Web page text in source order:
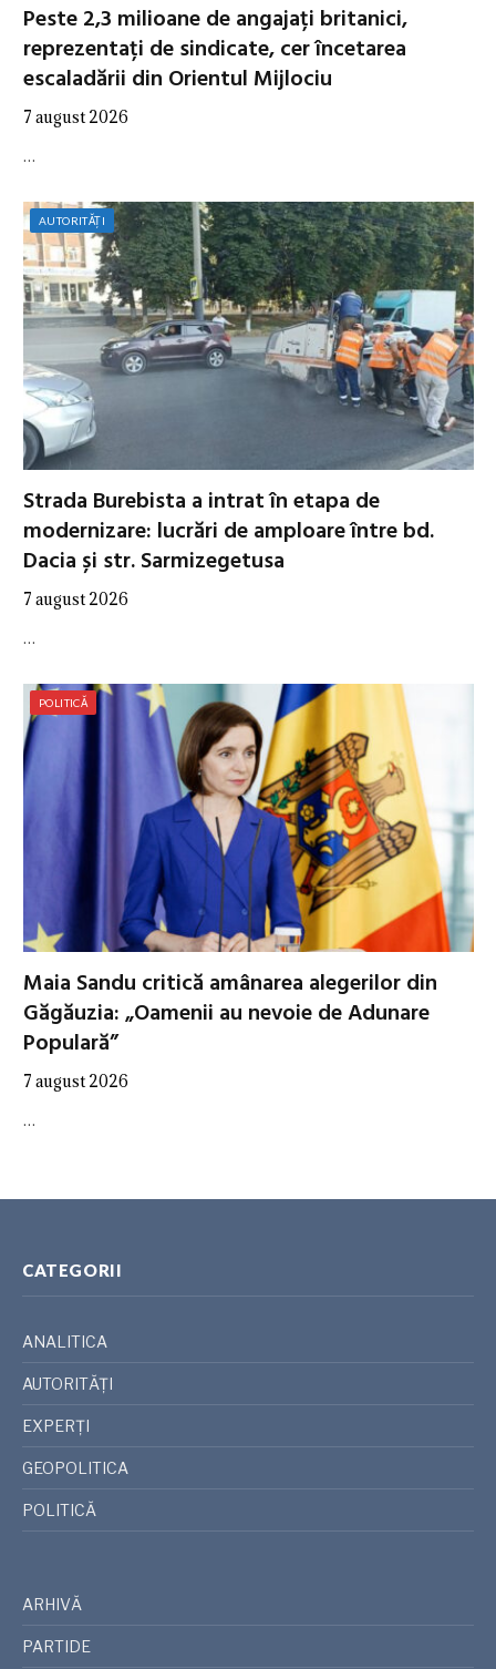
Peste 2,3 milioane de angajați britanici,
reprezentați de sindicate, cer încetarea
escaladării din Orientul Mijlociu
7 august 2026
…
AUTORITĂȚI
Strada Burebista a intrat în etapa de
modernizare: lucrări de amploare între bd.
Dacia și str. Sarmizegetusa
7 august 2026
…
POLITICĂ
Maia Sandu critică amânarea alegerilor din
Găgăuzia: „Oamenii au nevoie de Adunare
Populară”
7 august 2026
…
CATEGORII
ANALITICA
AUTORITĂȚI
EXPERȚI
GEOPOLITICA
POLITICĂ
ARHIVĂ
PARTIDE